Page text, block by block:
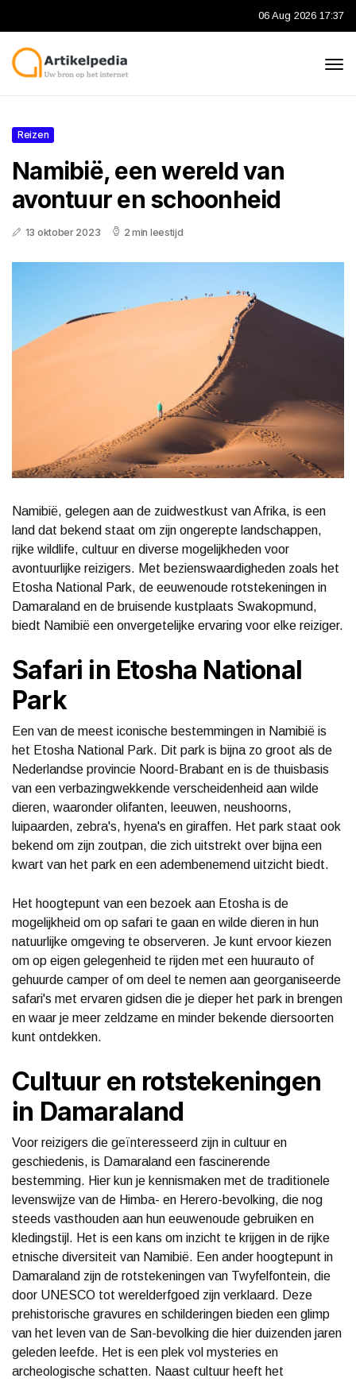
06 Aug 2026 17:37
Reizen
Namibië, een wereld van
avontuur en schoonheid
13 oktober 2023 2 min leestijd
Namibië, gelegen aan de zuidwestkust van Afrika, is een
land dat bekend staat om zijn ongerepte landschappen,
rijke wildlife, cultuur en diverse mogelijkheden voor
avontuurlijke reizigers. Met bezienswaardigheden zoals het
Etosha National Park, de eeuwenoude rotstekeningen in
Damaraland en de bruisende kustplaats Swakopmund,
biedt Namibië een onvergetelijke ervaring voor elke reiziger.
Safari in Etosha National
Park
Een van de meest iconische bestemmingen in Namibië is
het Etosha National Park. Dit park is bijna zo groot als de
Nederlandse provincie Noord-Brabant en is de thuisbasis
van een verbazingwekkende verscheidenheid aan wilde
dieren, waaronder olifanten, leeuwen, neushoorns,
luipaarden, zebra's, hyena's en giraffen. Het park staat ook
bekend om zijn zoutpan, die zich uitstrekt over bijna een
kwart van het park en een adembenemend uitzicht biedt.
Het hoogtepunt van een bezoek aan Etosha is de
mogelijkheid om op safari te gaan en wilde dieren in hun
natuurlijke omgeving te observeren. Je kunt ervoor kiezen
om op eigen gelegenheid te rijden met een huurauto of
gehuurde camper of om deel te nemen aan georganiseerde
safari's met ervaren gidsen die je dieper het park in brengen
en waar je meer zeldzame en minder bekende diersoorten
kunt ontdekken.
Cultuur en rotstekeningen
in Damaraland
Voor reizigers die geïnteresseerd zijn in cultuur en
geschiedenis, is Damaraland een fascinerende
bestemming. Hier kun je kennismaken met de traditionele
levenswijze van de Himba- en Herero-bevolking, die nog
steeds vasthouden aan hun eeuwenoude gebruiken en
kledingstijl. Het is een kans om inzicht te krijgen in de rijke
etnische diversiteit van Namibië. Een ander hoogtepunt in
Damaraland zijn de rotstekeningen van Twyfelfontein, die
door UNESCO tot werelderfgoed zijn verklaard. Deze
prehistorische gravures en schilderingen bieden een glimp
van het leven van de San-bevolking die hier duizenden jaren
geleden leefde. Het is een plek vol mysteries en
archeologische schatten. Naast cultuur heeft het